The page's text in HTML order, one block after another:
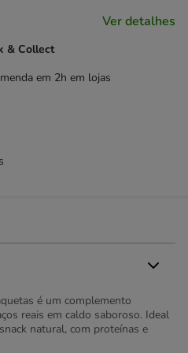
Ver detalhes
& Collect
em 2h em lojas
é um complemento
reais em caldo saboroso. Ideal
natural, com proteínas e